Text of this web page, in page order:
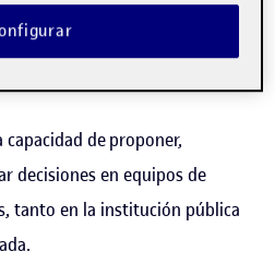
El objetivo es fomentar
abiertas, colaborativas y
de proponer,
decisiones en equipos de
tanto en la institución pública